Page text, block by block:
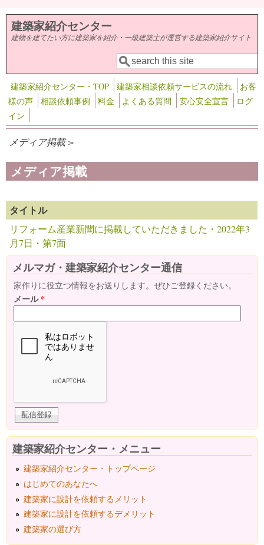
メインコンテンツに移動
建築家紹介センター
建物を建てたい方に建築家を紹介・一級建築士が運営する建築家紹介サイト
検索フォーム
検索
建築家紹介センター・TOP 建築家相談依頼サービスの流れ
お客
様の声
相談依頼事例 料金 よくある質問 安心安全宣言
ログ
イン
メディア掲載 >
メディア掲載
タイトル
リフォーム産業新聞に掲載していただきました・2022年3
月7日・第7面
メルマガ・建築家紹介センター通信
家作りに役立つ情報をお送りします。ぜひご登録ください。
メール*
建築家紹介センター・メニュー
建築家紹介センター・トップページ
はじめてのあなたへ
建築家に設計を依頼するメリット
建築家に設計を依頼するデメリット
建築家の選び方